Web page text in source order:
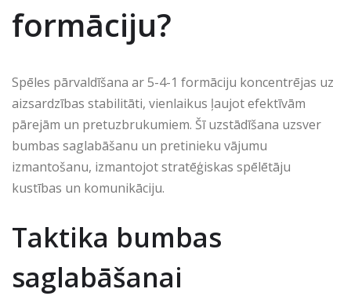
formāciju?
Spēles pārvaldīšana ar 5-4-1 formāciju koncentrējas uz
aizsardzības stabilitāti, vienlaikus ļaujot efektīvām
pārejām un pretuzbrukumiem. Šī uzstādīšana uzsver
bumbas saglabāšanu un pretinieku vājumu
izmantošanu, izmantojot stratēģiskas spēlētāju
kustības un komunikāciju.
Taktika bumbas
saglabāšanai